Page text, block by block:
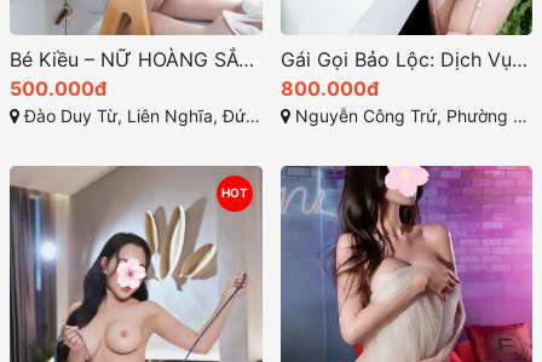
Bé Kiều – NỮ HOÀNG SẮC ĐẸP, Body Sexy, Thân Hình Nóng Bỏng Siêu Quyến Rũ tại Lâm Đồng
500.000đ
Đào Duy Từ, Liên Nghĩa, Đức Trọng, Lâm Đồng
Gái Gọi Bảo Lộc: Dịch Vụ Đầy Đủ Và Chất Lượng Năm 2025
800.000đ
Nguyễn Công Trứ, Phường 1, Tp. Bảo Lộc, Lâm Đồng
HOT